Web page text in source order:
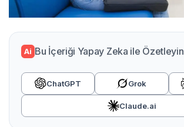
Ai Bu İçeriği Yapay Zeka ile Özetleyin
ChatGPT Grok
Claude.ai